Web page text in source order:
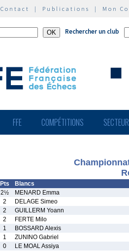
Contact | Publications | Mon
Rechercher un club
FFE COMPÉTITIONS
Pts
Blancs
2½
MENARD Emma
2
DELAGE Simeo
2
GUILLERM Yoann
2
FERTE Milo
1
BOSSARD Alexis
1
ZUNINO Gabriel
0
LE MOAL Assiya